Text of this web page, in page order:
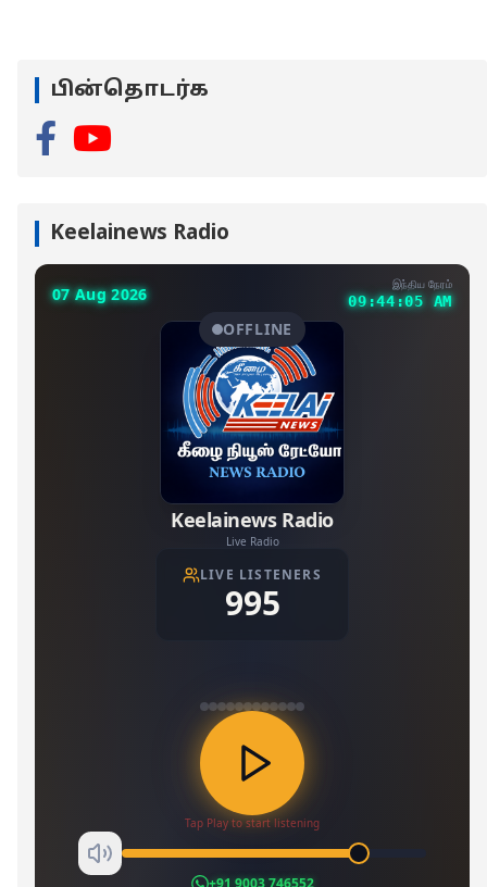
பின்தொடர்க
Keelainews Radio